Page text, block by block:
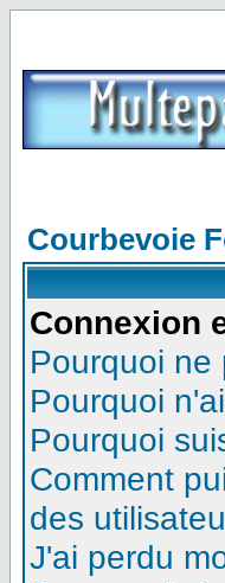
Courbevoie
Connexion
Pourquoi ne
Pourquoi
Pourquoi
Comment
des
J'ai perdu